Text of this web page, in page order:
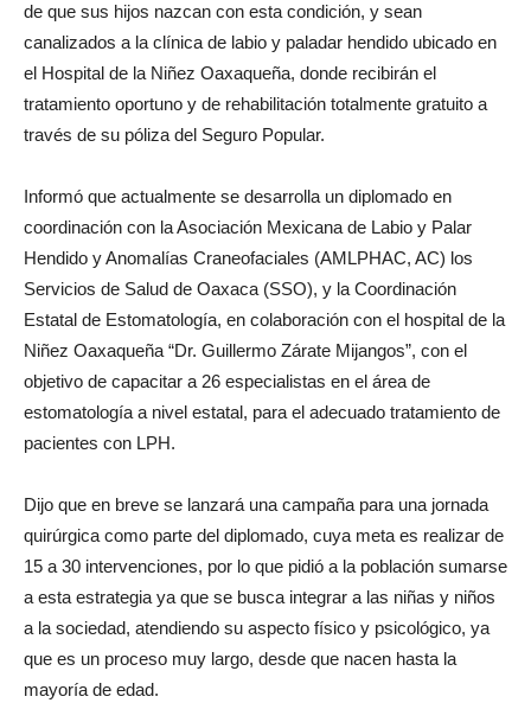
de que sus hijos nazcan con esta condición, y sean
canalizados a la clínica de labio y paladar hendido ubicado en
el Hospital de la Niñez Oaxaqueña, donde recibirán el
tratamiento oportuno y de rehabilitación totalmente gratuito a
través de su póliza del Seguro Popular.
Informó que actualmente se desarrolla un diplomado en
coordinación con la Asociación Mexicana de Labio y Palar
Hendido y Anomalías Craneofaciales (AMLPHAC, AC) los
Servicios de Salud de Oaxaca (SSO), y la Coordinación
Estatal de Estomatología, en colaboración con el hospital de la
Niñez Oaxaqueña “Dr. Guillermo Zárate Mijangos”, con el
objetivo de capacitar a 26 especialistas en el área de
estomatología a nivel estatal, para el adecuado tratamiento de
pacientes con LPH.
Dijo que en breve se lanzará una campaña para una jornada
quirúrgica como parte del diplomado, cuya meta es realizar de
15 a 30 intervenciones, por lo que pidió a la población sumarse
a esta estrategia ya que se busca integrar a las niñas y niños
a la sociedad, atendiendo su aspecto físico y psicológico, ya
que es un proceso muy largo, desde que nacen hasta la
mayoría de edad.